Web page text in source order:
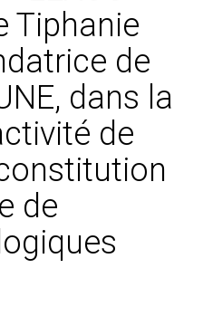
Tiphanie
de
dans la
de
de